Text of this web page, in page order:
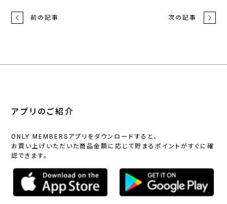
前の記事 次の記事
アプリのご紹介
ONLY MEMBERSアプリをダウンロードすると、
お買い上げいただいた商品金額に応じて貯まるポイントがすぐに確
認できます。